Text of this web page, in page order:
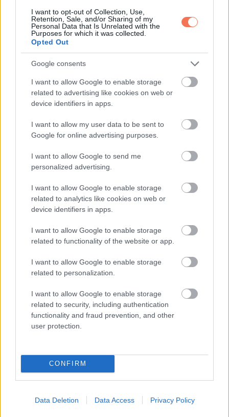
I want to opt-out of Collection, Use,
Retention, Sale, and/or Sharing of my
Personal Data that Is Unrelated with the
Purposes for which it was collected.
Opted Out
Google consents
I want to allow Google to enable storage
related to advertising like cookies on web or
device identifiers in apps.
I want to allow my user data to be sent to
Google for online advertising purposes.
I want to allow Google to send me
personalized advertising.
I want to allow Google to enable storage
related to analytics like cookies on web or
device identifiers in apps.
I want to allow Google to enable storage
related to functionality of the website or app.
I want to allow Google to enable storage
related to personalization.
I want to allow Google to enable storage
related to security, including authentication
functionality and fraud prevention, and other
user protection.
CONFIRM
Data Deletion Data Access Privacy Policy
leglátványosabb és legnagyobb Teliholdja
További bejegyzések
ÉLETMÓD
Egészséges határok a kapcsolatokban 70 év
LEGÚJABB POSZTOK: